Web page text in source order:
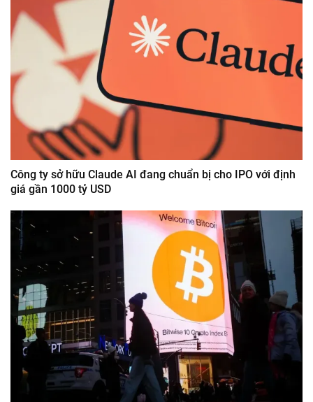
Công ty sở hữu Claude AI đang chuẩn bị cho IPO với định
giá gần 1000 tỷ USD